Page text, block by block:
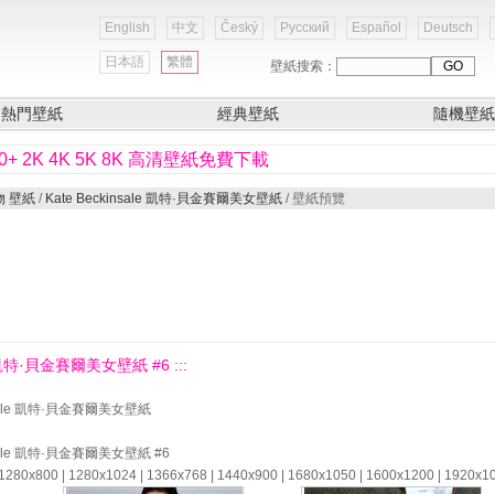
English 中文 Český Русский Español Deutsch
日本語 繁體 壁紙搜索：
熱門壁紙 經典壁紙 隨機壁紙
2K 4K 5K 8K 高清壁紙免費下載
壁紙 / Kate Beckinsale 凱特·貝金賽爾美女壁紙 / 壁紙預覽
·貝金賽爾美女壁紙 #6 :::
凱特·貝金賽爾美女壁紙
凱特·貝金賽爾美女壁紙 #6
| 1280x1024 | 1366x768 | 1440x900 | 1680x1050 | 1600x1200 |